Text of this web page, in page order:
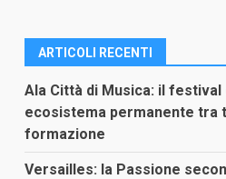
ARTICOLI RECENTI
Ala Città di Musica: il festival
ecosistema permanente tra
formazione
Versailles: la Passione